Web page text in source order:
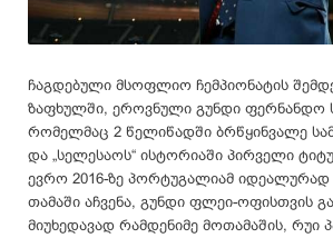
ჩაგდებული მსოფლიო ჩემპიონატის
ზაფხულში, ეროვნული გუნდი ფერნანდო
რომელმაც 2 წელიწადში ბრწყინვალე
და „სელესაოს“ ისტორიაში პირველი
ევრო 2016-ზე პორტუგალიამ
თამაში აჩვენა, გუნდი ფლეი-ოფისთვის
მიუხედავად რამდენიმე მოთამაშის, რუი